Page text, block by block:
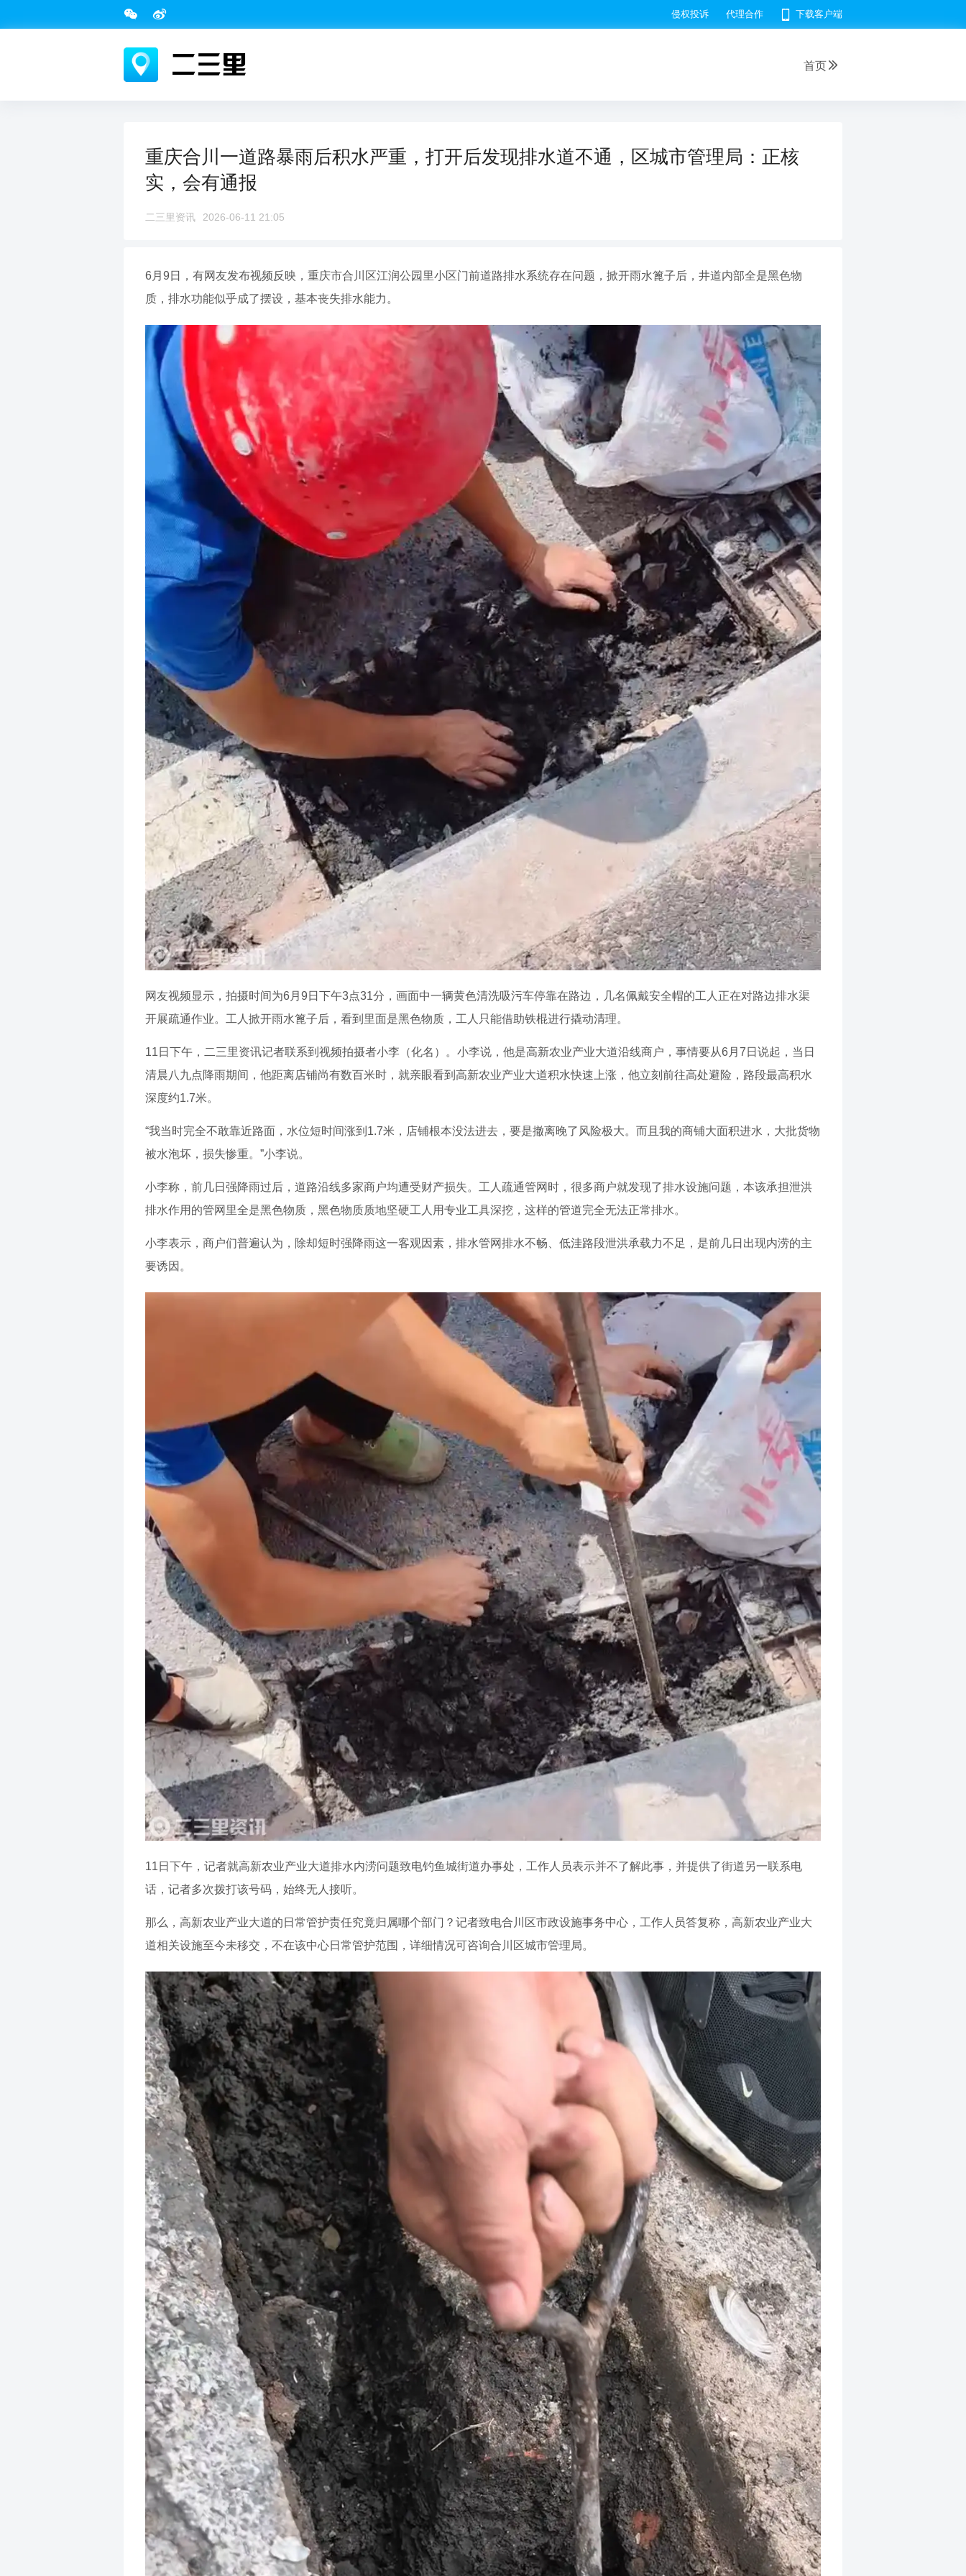
侵权投诉 代理合作 下载客户端
首页
重庆合川一道路暴雨后积水严重，打开后发现排水道不通，区城市管理局：正核
实，会有通报
二三里资讯 2026-06-11 21:05
6月9日，有网友发布视频反映，重庆市合川区江润公园里小区门前道路排水系统存在问题，掀开雨水篦子后，井道内部全是黑色物
质，排水功能似乎成了摆设，基本丧失排水能力。
网友视频显示，拍摄时间为6月9日下午3点31分，画面中一辆黄色清洗吸污车停靠在路边，几名佩戴安全帽的工人正在对路边排水渠
开展疏通作业。工人掀开雨水篦子后，看到里面是黑色物质，工人只能借助铁棍进行撬动清理。
11日下午，二三里资讯记者联系到视频拍摄者小李（化名）。小李说，他是高新农业产业大道沿线商户，事情要从6月7日说起，当日
清晨八九点降雨期间，他距离店铺尚有数百米时，就亲眼看到高新农业产业大道积水快速上涨，他立刻前往高处避险，路段最高积水
深度约1.7米。
“我当时完全不敢靠近路面，水位短时间涨到1.7米，店铺根本没法进去，要是撤离晚了风险极大。而且我的商铺大面积进水，大批货物
被水泡坏，损失惨重。”小李说。
小李称，前几日强降雨过后，道路沿线多家商户均遭受财产损失。工人疏通管网时，很多商户就发现了排水设施问题，本该承担泄洪
排水作用的管网里全是黑色物质，黑色物质质地坚硬工人用专业工具深挖，这样的管道完全无法正常排水。
小李表示，商户们普遍认为，除却短时强降雨这一客观因素，排水管网排水不畅、低洼路段泄洪承载力不足，是前几日出现内涝的主
要诱因。
11日下午，记者就高新农业产业大道排水内涝问题致电钓鱼城街道办事处，工作人员表示并不了解此事，并提供了街道另一联系电
话，记者多次拨打该号码，始终无人接听。
那么，高新农业产业大道的日常管护责任究竟归属哪个部门？记者致电合川区市政设施事务中心，工作人员答复称，高新农业产业大
道相关设施至今未移交，不在该中心日常管护范围，详细情况可咨询合川区城市管理局。